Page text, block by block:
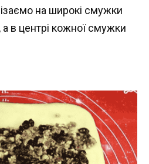
на широкі смужки
в центрі кожної смужки